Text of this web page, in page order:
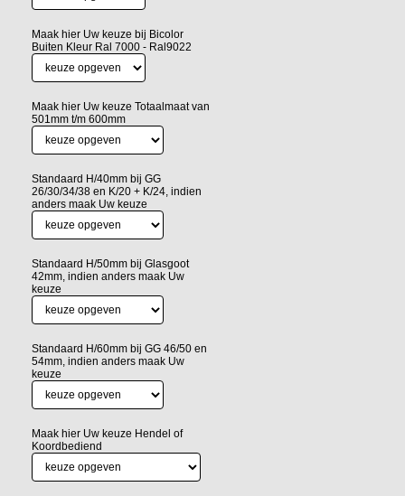
Maak hier Uw keuze bij Bicolor
Buiten Kleur Ral 7000 - Ral9022
Maak hier Uw keuze Totaalmaat van
501mm t/m 600mm
Standaard H/40mm bij GG
26/30/34/38 en K/20 + K/24, indien
anders maak Uw keuze
Standaard H/50mm bij Glasgoot
42mm, indien anders maak Uw
keuze
Standaard H/60mm bij GG 46/50 en
54mm, indien anders maak Uw
keuze
Maak hier Uw keuze Hendel of
Koordbediend